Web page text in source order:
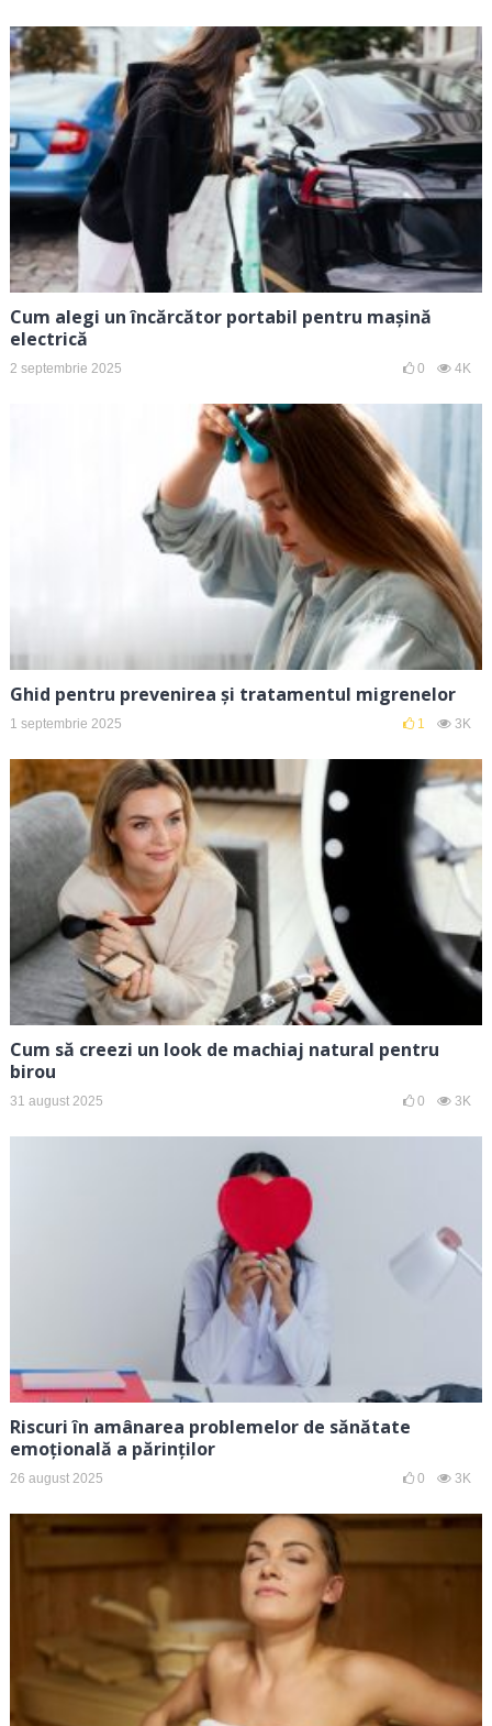
Cum alegi un încărcător portabil pentru mașină
electrică
2 septembrie 2025 0 4K
Ghid pentru prevenirea și tratamentul migrenelor
1 septembrie 2025 1 3K
Cum să creezi un look de machiaj natural pentru
birou
31 august 2025 0 3K
Riscuri în amânarea problemelor de sănătate
emoțională a părinților
26 august 2025 0 3K